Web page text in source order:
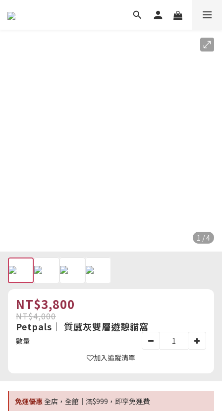
1 / 4
NT$3,800
NT$4,000
Petpals｜ 質感灰雙層遊憩貓窩
數量
加入追蹤清單
免運優惠全店，全館｜滿$999，即享免運費